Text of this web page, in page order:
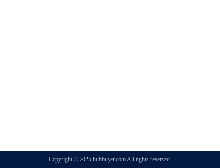
Copyright © 2025 hubbuyer.com All rights reserved.